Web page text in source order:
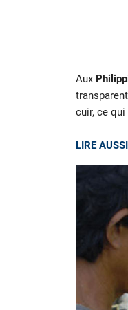
Aux
cuir, ce
LIRE AUSSI